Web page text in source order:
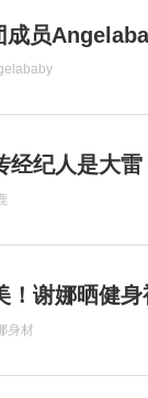
员
经纪人是大
！谢娜晒健
身材